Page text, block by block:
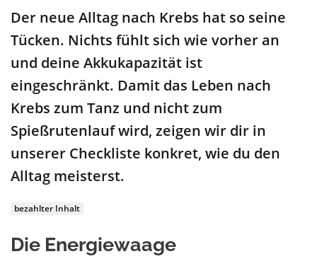
Der neue Alltag nach Krebs hat so seine
Tücken. Nichts fühlt sich wie vorher an
und deine Akkukapazität ist
eingeschränkt. Damit das Leben nach
Krebs zum Tanz und nicht zum
Spießrutenlauf wird, zeigen wir dir in
unserer Checkliste konkret, wie du den
Alltag meisterst.
bezahlter Inhalt
Die Energiewaage